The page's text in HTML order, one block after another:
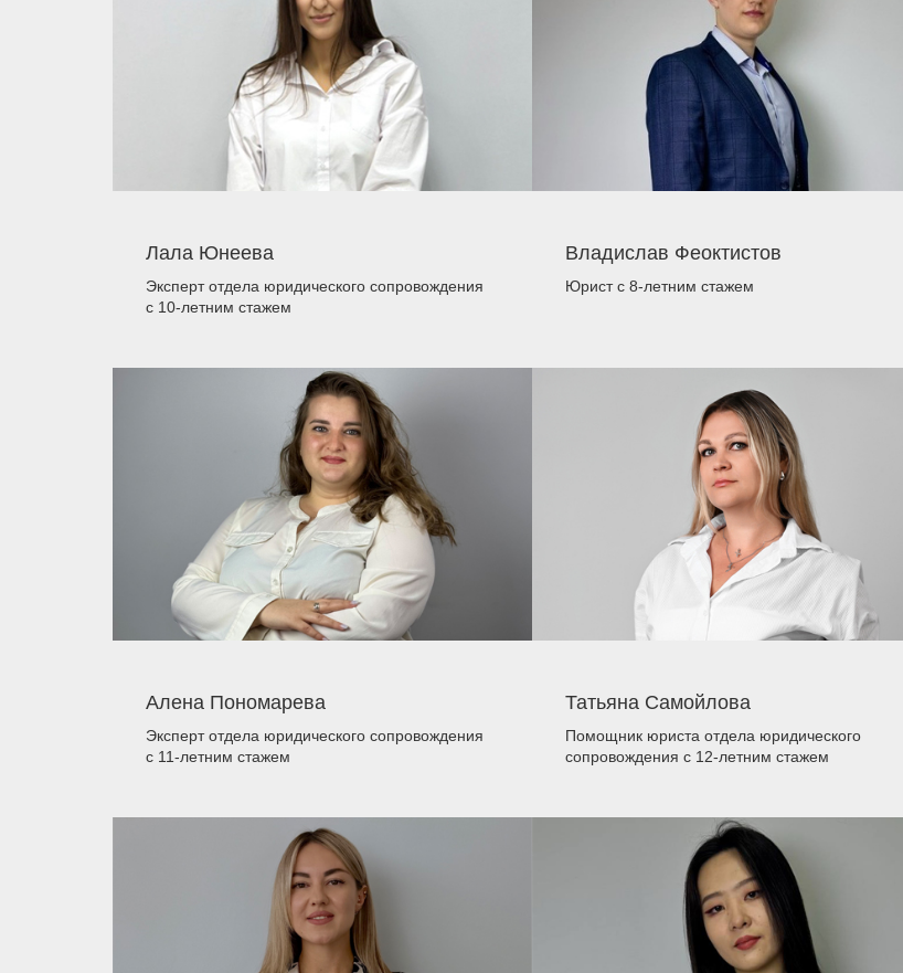
Лала Юнеева
Эксперт отдела юридического сопровождения
с 10-летним стажем
Владислав Феоктистов
Юристс 8-летним стажем
Алена Пономарева
Эксперт отдела юридического сопровождения
с 11-летним стажем
Татьяна Самойлова
Помощник юриста отдела юридического
сопровождения с 12-летним стажем